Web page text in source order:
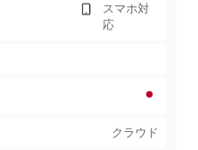
スマホ対
応
クラウド